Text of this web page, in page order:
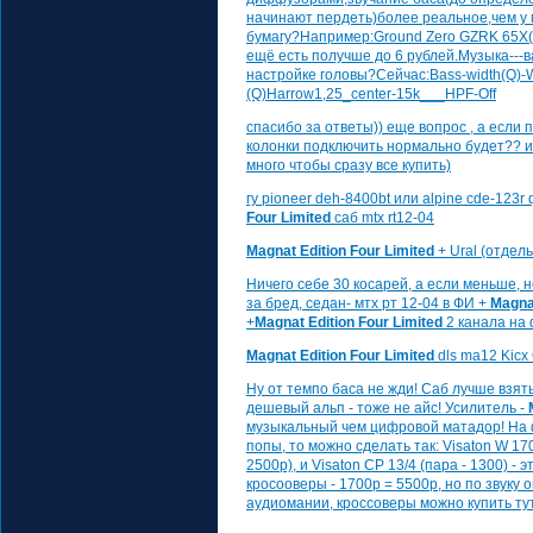
начинают пердеть)более реальное,чем
бумагу?Например:Ground Zero GZRK
ещё есть получше до 6
настройке головы?Сейчас:Bass-
(Q)Harrow1,25_center-15k___HPF-Off
спасибо за ответы)) еще вопрос , а если
колонки подключить нормально
много чтобы сразу все купить)
гу pioneer deh-8400bt или alpine cde-
Four Limited саб mtx rt12-04
Magnat Edition Four Limited + Ural
Ничего себе 30 косарей, а если меньше,
за бред, седан- мтх рт 12-04 в ФИ +
+Magnat Edition Four Limited 2 канала на
Magnat Edition Four Limited dls ma12 Kicx
Ну от темпо баса не жди! Саб лучше
дешевый альп - тоже не айс! Усилитель -
музыкальный чем цифровой матадор! На
попы, то можно сделать так: Visaton W
2500р), и Visaton CP 13/4 (пара - 1300) -
кросооверы - 1700р = 5500р, но по
аудиомании, кроссоверы можно купить